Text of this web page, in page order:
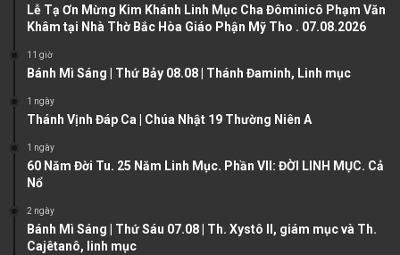
u
s
g
e
Lễ Tạ Ơn Mừng Kim Khánh Linh Mục Cha Đôminicô Phạm Văn
Khâm tại Nhà Thờ Bắc Hòa Giáo Phận Mỹ Tho . 07.08.2026
11 giờ
Bánh Mì Sáng | Thứ Bảy 08.08 | Thánh Đaminh, Linh mục
1 ngày
Thánh Vịnh Đáp Ca | Chúa Nhật 19 Thường Niên A
1 ngày
60 Năm Đời Tu. 25 Năm Linh Mục. Phần VII: ĐỜI LINH MỤC. Cả
Nổ
2 ngày
Bánh Mì Sáng | Thứ Sáu 07.08 | Th. Xystô II, giám mục và Th.
Cajêtanô, linh mục